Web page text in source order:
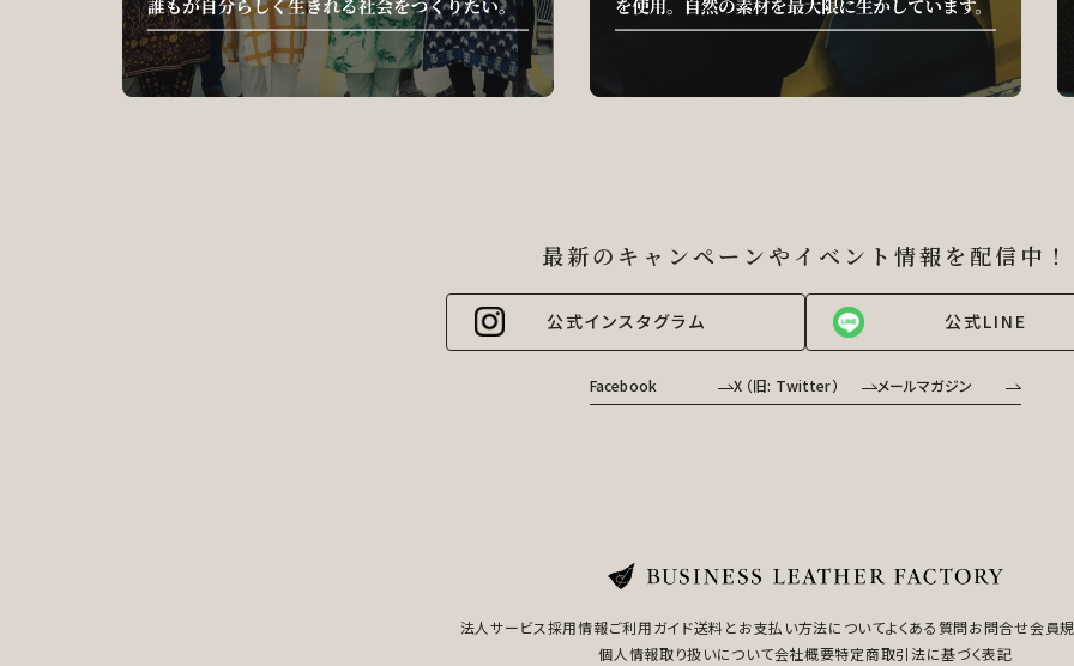
最新のキャンペーンやイベント情報を 配信中！
公式インスタグラム 公式LINE
Facebook X （旧: Twitter） メールマガジン
法人サービス採用情報ご利用ガイド送料とお支払い方法についてよくある質問お問合せ会員
個人情報取り扱いについて会社概要特定商取引法に基づく表記